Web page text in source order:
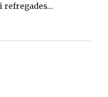
refregades…